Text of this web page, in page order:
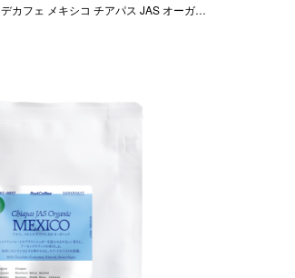
デカフェ メキシコ チアパス JAS オーガニ
ック